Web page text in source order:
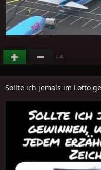
(-4)
Sollte ich jemals im Lotto